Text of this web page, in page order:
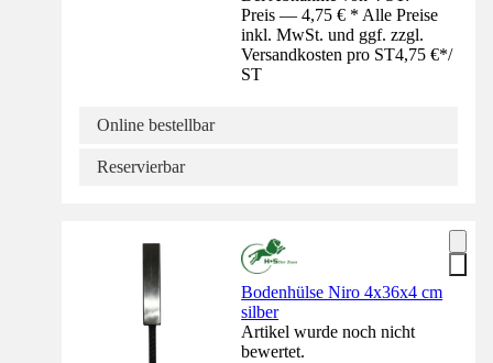
Preis — 4,75 € * Alle Preise
inkl. MwSt. und ggf. zzgl.
Versandkosten pro ST4,75 €*/
ST
Online bestellbar
Reservierbar
Bodenhülse Niro 4x36x4 cm
silber
Artikel wurde noch nicht
bewertet.